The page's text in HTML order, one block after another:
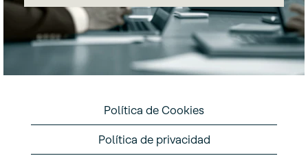
Política de Cookies
Política de privacidad